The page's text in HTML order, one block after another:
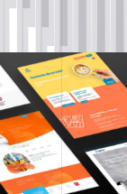
G1K 5C2
DE SITES WEB
PRODUCTION
D'AFFAIRES
RH
WEB
TURBULENCES